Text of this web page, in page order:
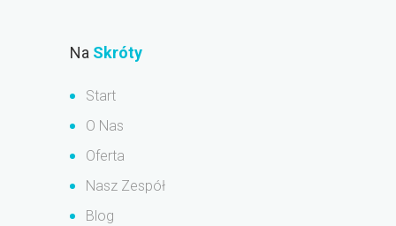
Na Skróty
Start
O Nas
Oferta
Nasz Zespół
Blog